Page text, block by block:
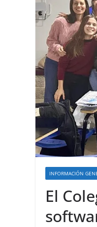
INFORMACIÓN
El